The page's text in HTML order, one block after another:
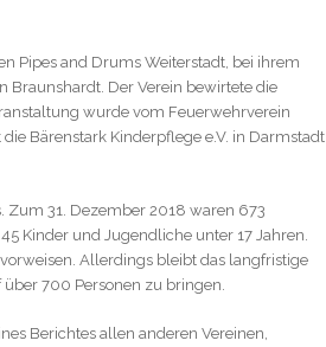
Pipes and Drums Weiterstadt, bei ihrem
Braunshardt. Der Verein bewirtete die
wurde vom Feuerwehrverein
Bärenstark Kinderpflege e.V. in Darmstadt
Zum 31. Dezember 2018 waren 673
Kinder und Jugendliche unter 17 Jahren.
Allerdings bleibt das langfristige
700 Personen zu bringen.
Berichtes allen anderen Vereinen,